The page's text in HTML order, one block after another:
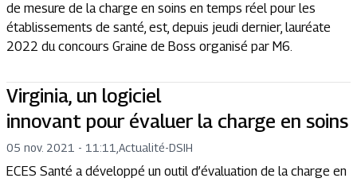
de mesure de la charge en soins en temps réel pour les
établissements de santé, est, depuis jeudi dernier, lauréate
2022 du concours Graine de Boss organisé par M6.
Virginia, un logiciel
innovant pour évaluer la charge en soins
05 nov. 2021 - 11:11 Actualité-DSIH
ECES Santé a développé un outil d’évaluation de la charge en